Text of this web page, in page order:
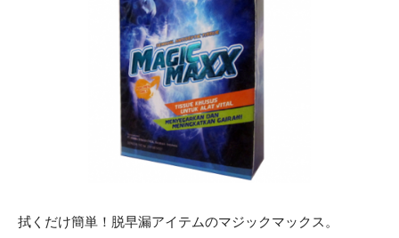
拭くだけ簡単！脱早漏アイテムのマジックマックス。